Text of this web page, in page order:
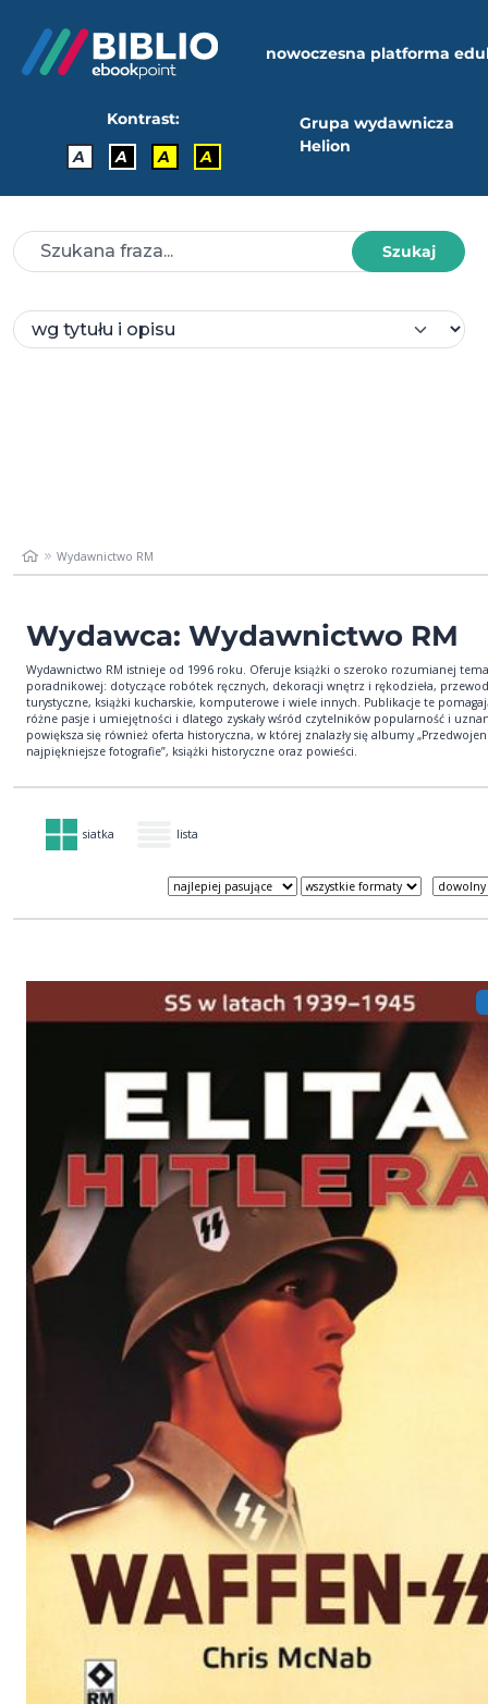
nowoczesna platforma
Kontrast:
A
A A A
Grupa wydawnicza
Helion
Szukaj
Wydawnictwo RM
Wydawca: Wydawnictwo RM
Wydawnictwo RM istnieje od 1996 roku. Oferuje książki o szeroko rozumianej
poradnikowej: dotyczące robótek ręcznych, dekoracji wnętrz i rękodzieła,
turystyczne, książki kucharskie, komputerowe i wiele innych. Publikacje te
różne pasje i umiejętności i dlatego zyskały wśród czytelników popularność i
powiększa się również oferta historyczna, w której znalazły się albumy
najpiękniejsze fotografie”, książki historyczne oraz powieści.
siatka lista